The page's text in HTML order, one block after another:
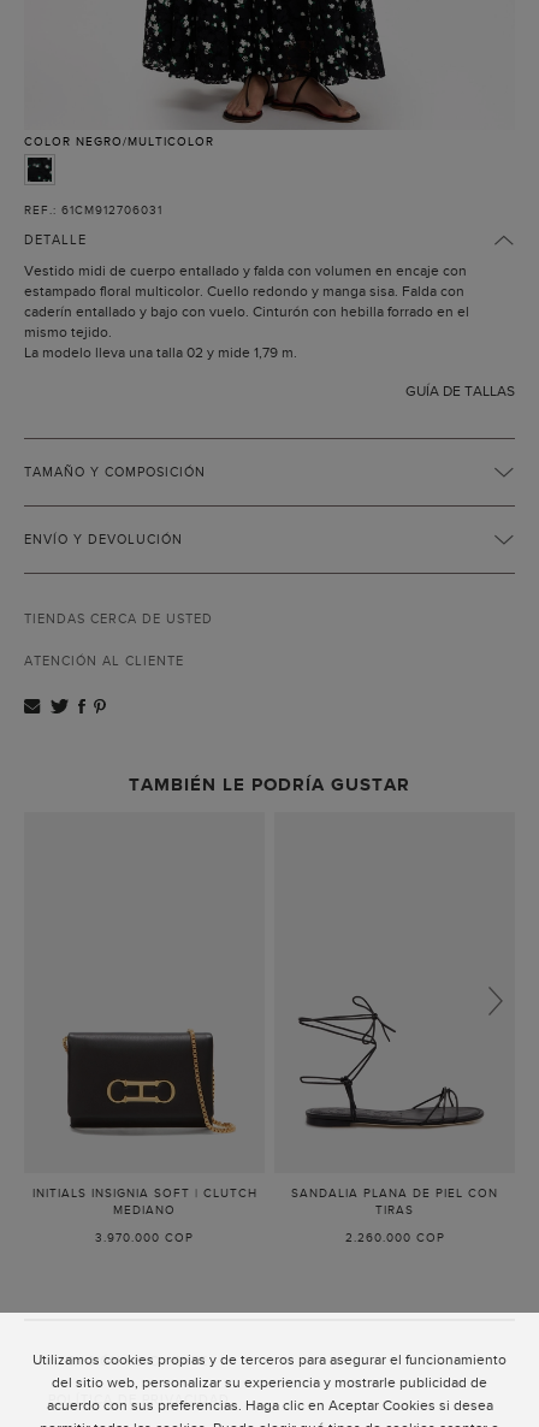
Utilizamos cookies propias y de terceros para asegurar el funcionamiento
del sitio web, personalizar su experiencia y mostrarle publicidad de
acuerdo con sus preferencias. Haga clic en Aceptar Cookies si desea
COLOR NEGRO/MULTICOLOR
REF.: 61CM912706031
DETALLE
Vestido midi de cuerpo entallado y falda con volumen en encaje con
estampado floral multicolor. Cuello redondo y manga sisa. Falda con
caderín entallado y bajo con vuelo. Cinturón con hebilla forrado en el
mismo tejido.
La modelo lleva una talla 02 y mide 1,79 m.
GUÍA DE TALLAS
TAMAÑO Y COMPOSICIÓN
ENVÍO Y DEVOLUCIÓN
TIENDAS CERCA DE USTED
ATENCIÓN AL CLIENTE
TAMBIÉN LE PODRÍA GUSTAR
INITIALS INSIGNIA SOFT | CLUTCH
MEDIANO
3.970.000 COP
SANDALIA PLANA DE PIEL CON
TIRAS
2.260.000 COP
ATENCIÓN AL CLIENTE
POLÍTICA DE PRIVACIDAD